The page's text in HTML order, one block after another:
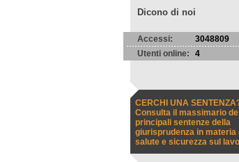
Dicono di noi
Accessi:
3048809
Utenti online:
4
CERCHI UNA
Consulta il massimario
principali sentenze della
giurisprudenza in materia
salute e sicurezza sul